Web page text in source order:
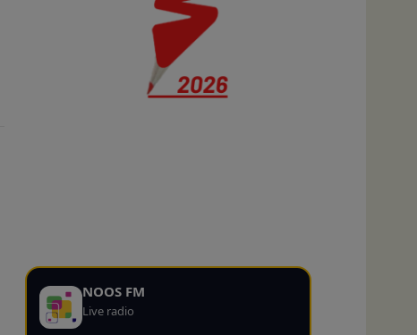
NOOS FM
Live radio